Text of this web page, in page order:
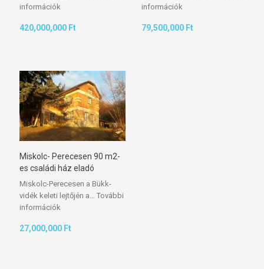
információk
420,000,000 Ft
információk
79,500,000 Ft
Miskolc- Perecesen 90 m2-
es családi ház eladó
Miskolc-Perecesen a Bükk-
vidék keleti lejtőjén a… További
információk
27,000,000 Ft